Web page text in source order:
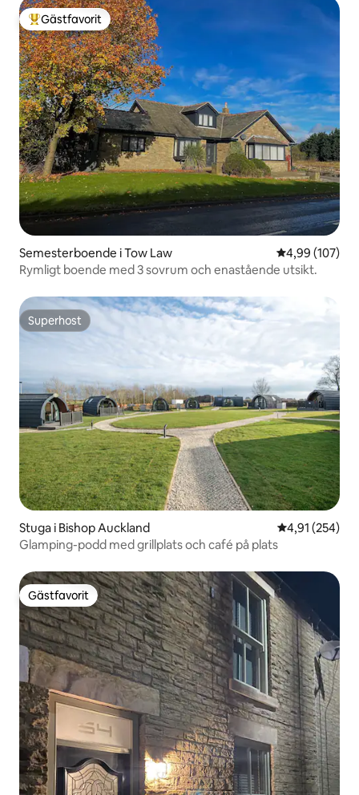
Populär gästfavorit
Gästfavorit
Semesterboende i Tow Law 4,99 av 5 i
4,99 (107)
Rymligt boende med 3 sovrum och enastående utsikt.
Superhost
Superhost
Stuga i Bishop Auckland 4,91 av 5 i
4,91 (254)
Glamping-podd med grillplats och café på plats
Gästfavorit
Gästfavorit